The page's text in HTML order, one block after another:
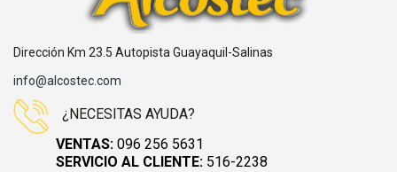
Dirección Km 23.5 Autopista Guayaquil-Salinas
info@alcostec.com
¿NECESITAS AYUDA?
VENTAS: 096 256 5631
SERVICIO AL CLIENTE: 516-2238